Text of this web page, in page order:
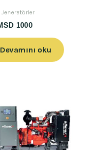
Jeneratörler
1000
Devamını oku